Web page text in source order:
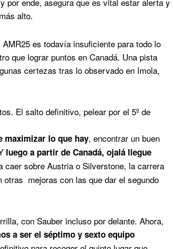
alto.
es todavía insuficiente para todo lo
que lograr puntos en Canadá. Una pista
certezas tras lo observado en Imola,
El salto definitivo, pelear por el 5º de
maximizar lo que hay, encontrar un buen
luego a partir de Canadá, ojalá llegue
caer sobre Austria o Silverstone, la carrera
otras mejoras con las que dar el segundo
con Sauber incluso por delante. Ahora,
a ser el séptimo y sexto equipo